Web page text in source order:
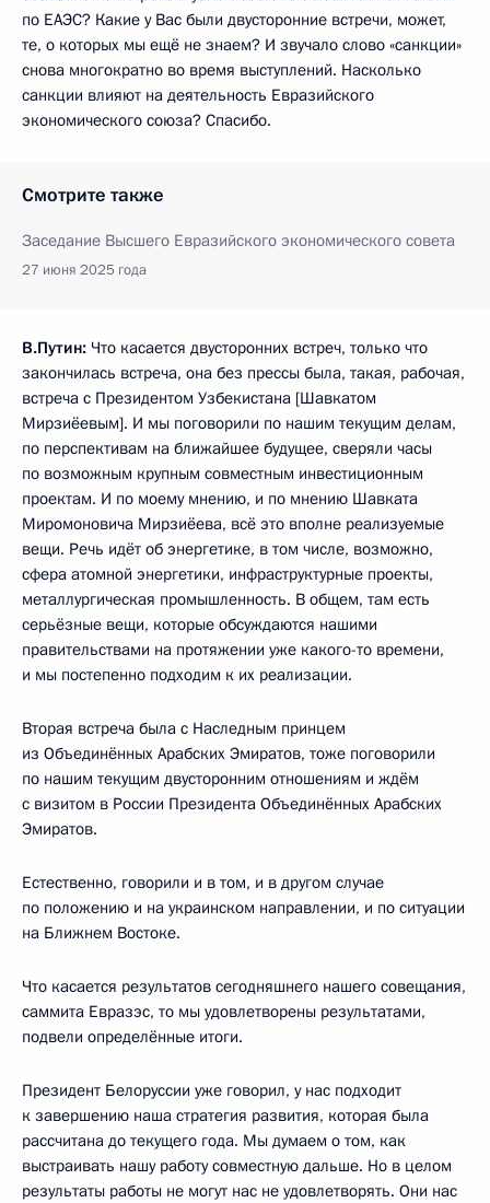
по ЕАЭС? Какие у Вас были двусторонние встречи, может,
те, о которых мы ещё не знаем? И звучало слово «санкции»
снова многократно во время выступлений. Насколько
санкции влияют на деятельность Евразийского
экономического союза? Спасибо.
Смотрите также
Заседание Высшего Евразийского экономического совета
27 июня 2025 года
В.Путин: Что касается двусторонних встреч, только что
закончилась встреча, она без прессы была, такая, рабочая,
встреча с Президентом Узбекистана [Шавкатом
Мирзиёевым]. И мы поговорили по нашим текущим делам,
по перспективам на ближайшее будущее, сверяли часы
по возможным крупным совместным инвестиционным
проектам. И по моему мнению, и по мнению Шавката
Миромоновича Мирзиёева, всё это вполне реализуемые
вещи. Речь идёт об энергетике, в том числе, возможно,
сфера атомной энергетики, инфраструктурные проекты,
металлургическая промышленность. В общем, там есть
серьёзные вещи, которые обсуждаются нашими
правительствами на протяжении уже какого-то времени,
и мы постепенно подходим к их реализации.
Вторая встреча была с Наследным принцем
из Объединённых Арабских Эмиратов, тоже поговорили
по нашим текущим двусторонним отношениям и ждём
с визитом в России Президента Объединённых Арабских
Эмиратов.
Естественно, говорили и в том, и в другом случае
по положению и на украинском направлении, и по ситуации
на Ближнем Востоке.
Что касается результатов сегодняшнего нашего совещания,
саммита Евразэс, то мы удовлетворены результатами,
подвели определённые итоги.
Президент Белоруссии уже говорил, у нас подходит
к завершению наша стратегия развития, которая была
рассчитана до текущего года. Мы думаем о том, как
выстраивать нашу работу совместную дальше. Но в целом
результаты работы не могут нас не удовлетворять. Они нас